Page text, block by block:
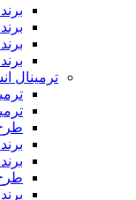
برند YY
برند RAAD
برند VOLTIMAX
برند W&E
ترمینال
برند RAAD
برند W&E
برند W&E